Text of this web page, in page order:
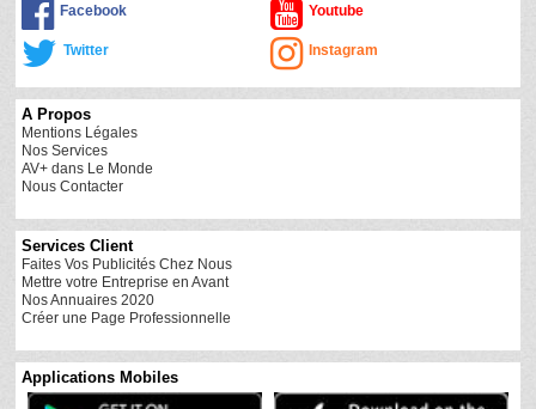
Facebook Youtube
Twitter Instagram
A Propos
Mentions Légales
Nos Services
AV+ dans Le Monde
Nous Contacter
Services Client
Faites Vos Publicités Chez Nous
Mettre votre Entreprise en Avant
Nos Annuaires 2020
Créer une Page Professionnelle
Applications Mobiles